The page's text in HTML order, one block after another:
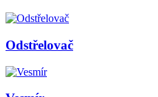
Odstřelovač